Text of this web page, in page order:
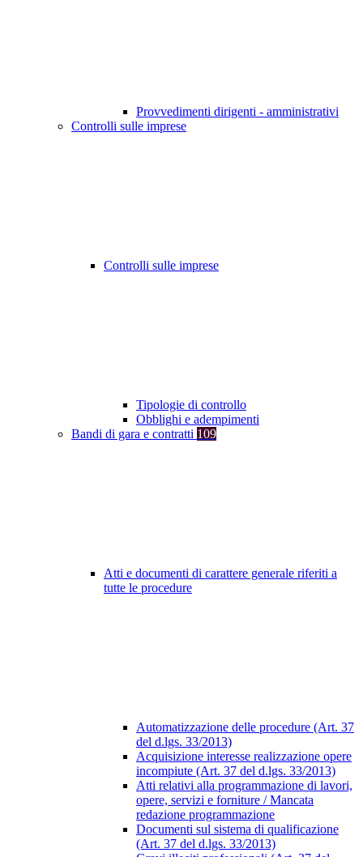
Provvedimenti dirigenti - amministrativi
Controlli sulle imprese
Controlli sulle imprese
Tipologie di controllo
Obblighi e adempimenti
Bandi di gara e contratti 109
Atti e documenti di carattere generale riferiti a
tutte le procedure
Automatizzazione delle procedure (Art. 37
del d.lgs. 33/2013)
Acquisizione interesse realizzazione opere
incompiute (Art. 37 del d.lgs. 33/2013)
Atti relativi alla programmazione di lavori,
opere, servizi e forniture / Mancata
redazione programmazione
Documenti sul sistema di qualificazione
(Art. 37 del d.lgs. 33/2013)